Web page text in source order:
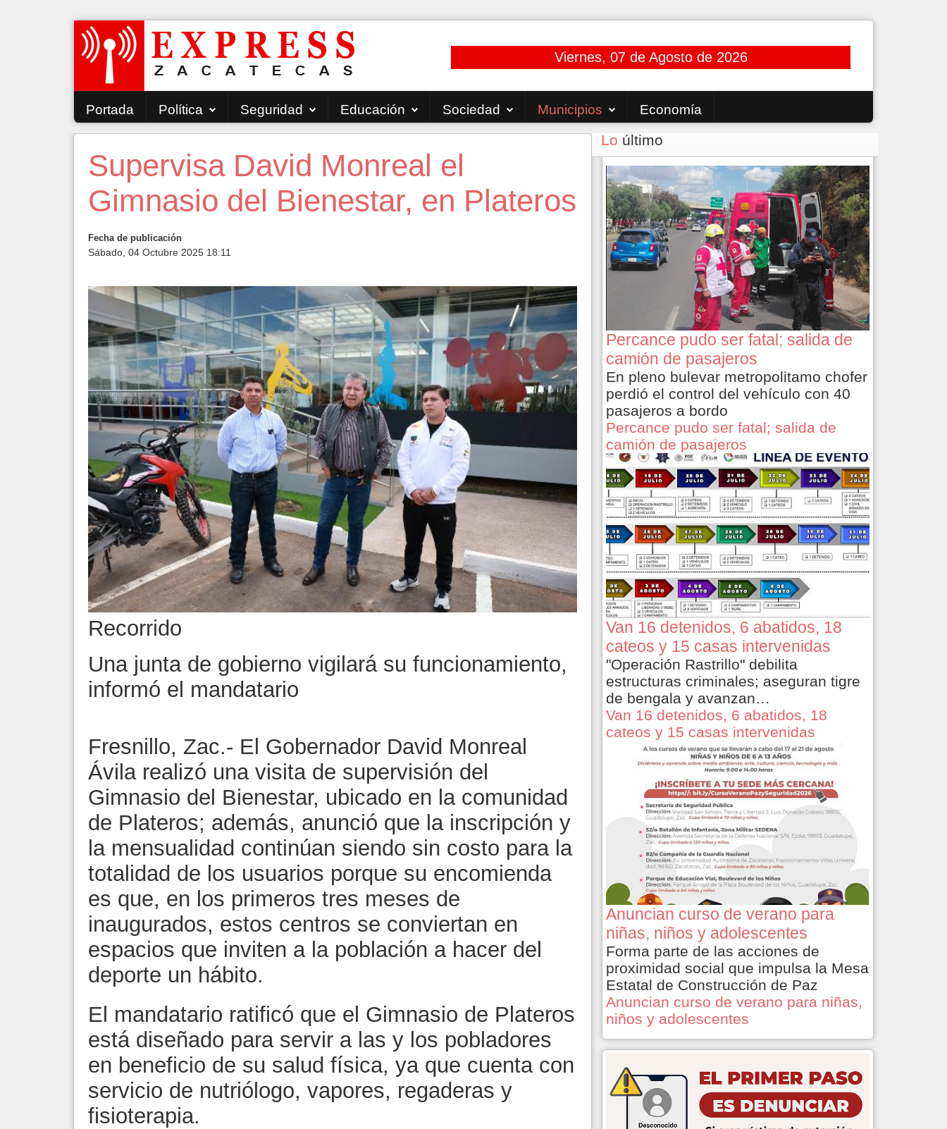
Viernes, 07 de Agosto de 2026
Portada Política Seguridad Educación Sociedad Municipios Economía
Supervisa David Monreal el
Gimnasio del Bienestar, en Plateros
Fecha de publicación
Sábado, 04 Octubre 2025 18:11
Recorrido
Una junta de gobierno vigilará su funcionamiento,
informó el mandatario
Fresnillo, Zac.- El Gobernador David Monreal
Ávila realizó una visita de supervisión del
Gimnasio del Bienestar, ubicado en la comunidad
de Plateros; además, anunció que la inscripción y
la mensualidad continúan siendo sin costo para la
totalidad de los usuarios porque su encomienda
es que, en los primeros tres meses de
inaugurados, estos centros se conviertan en
espacios que inviten a la población a hacer del
deporte un hábito.
El mandatario ratificó que el Gimnasio de Plateros
está diseñado para servir a las y los pobladores
en beneficio de su salud física, ya que cuenta con
servicio de nutriólogo, vapores, regaderas y
fisioterapia.
Lo último
Percance pudo ser fatal; salida de
camión de pasajeros
En pleno bulevar metropolitamo chofer
perdió el control del vehículo con 40
pasajeros a bordo
Percance pudo ser fatal; salida de
camión de pasajeros
Van 16 detenidos, 6 abatidos, 18
cateos y 15 casas intervenidas
"Operación Rastrillo" debilita
estructuras criminales; aseguran tigre
de bengala y avanzan…
Van 16 detenidos, 6 abatidos, 18
cateos y 15 casas intervenidas
Anuncian curso de verano para
niñas, niños y adolescentes
Forma parte de las acciones de
proximidad social que impulsa la Mesa
Estatal de Construcción de Paz
Anuncian curso de verano para niñas,
niños y adolescentes